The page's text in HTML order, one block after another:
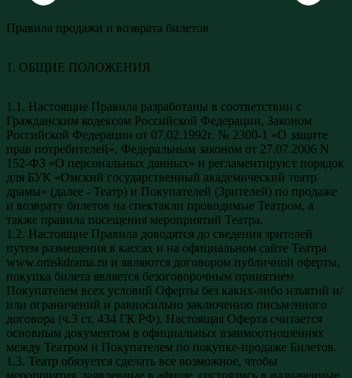
Правила продажи и возврата билетов
1. ОБЩИЕ ПОЛОЖЕНИЯ
1.1. Настоящие Правила разработаны в соответствии с
Гражданским кодексом Российской Федерации, Законом
Российской Федерации от 07.02.1992г. № 2300-1 «О защите
прав потребителей», Федеральным законом от 27.07.2006 N
152-ФЗ «О персональных данных» и регламентируют порядок
для БУК «Омский государственный академический театр
драмы» (далее - Театр) и Покупателей (Зрителей) по продаже
и возврату билетов на спектакли проводимые Театром, а
также правила посещения мероприятий Театра.
1.2. Настоящие Правила доводятся до сведения зрителей
путем размещения в кассах и на официальном сайте Театра
www.omskdrama.ru и являются договором публичной оферты,
покупка билета является безоговорочным принятием
Покупателем всех условий Оферты без каких-либо изъятий и/
или ограничений и равносильно заключению письменного
договора (ч.3 ст. 434 ГК РФ). Настоящая Оферта считается
основным документом в официальных взаимоотношениях
между Театром и Покупателем по покупке-продаже Билетов.
1.3. Театр обязуется сделать все возможное, чтобы